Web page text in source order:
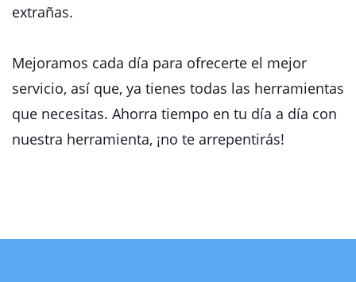
extrañas.
Mejoramos cada día para ofrecerte el mejor
servicio, así que, ya tienes todas las herramientas
que necesitas. Ahorra tiempo en tu día a día con
nuestra herramienta, ¡no te arrepentirás!